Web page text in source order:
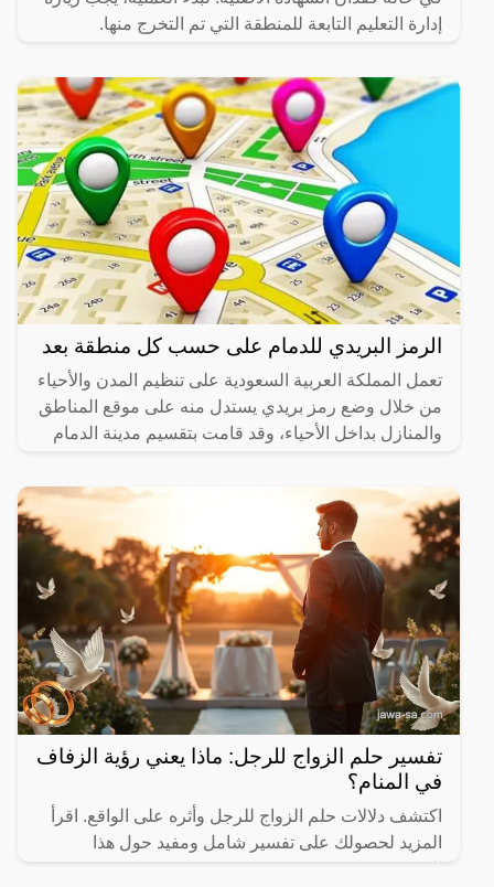
إدارة التعليم التابعة للمنطقة التي تم التخرج منها.
الرمز البريدي للدمام على حسب كل منطقة بعد
تعمل المملكة العربية السعودية على تنظيم المدن والأحياء
من خلال وضع رمز بريدي يستدل منه على موقع المناطق
والمنازل بداخل الأحياء، وقد قامت بتقسيم مدينة الدمام
تفسير حلم الزواج للرجل: ماذا يعني رؤية الزفاف
في المنام؟
اكتشف دلالات حلم الزواج للرجل وأثره على الواقع. اقرأ
المزيد لحصولك على تفسير شامل ومفيد حول هذا